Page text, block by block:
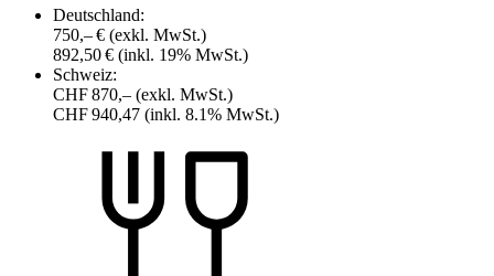
Deutschland:
750,– € (exkl. MwSt.)
892,50 € (inkl. 19% MwSt.)
Schweiz:
CHF 870,– (exkl. MwSt.)
CHF 940,47 (inkl. 8.1% MwSt.)